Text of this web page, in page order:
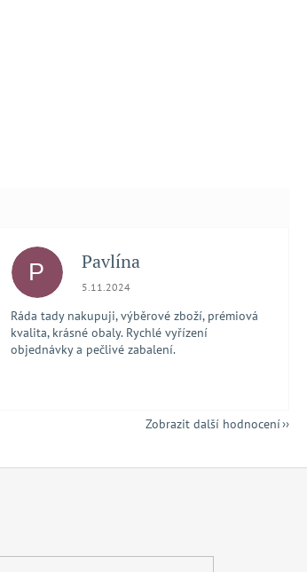
P Pavlína
Hodnocení obchodu je 5 z 5 hvězdiček.
5.11.2024
Ráda tady nakupuji, výběrové zboží, prémiová
kvalita, krásné obaly. Rychlé vyřízení
objednávky a pečlivé zabalení.
Zobrazit další hodnocení